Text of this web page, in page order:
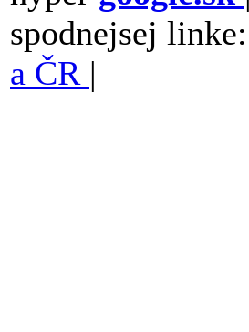
spodnejsej linke:
a ČR |